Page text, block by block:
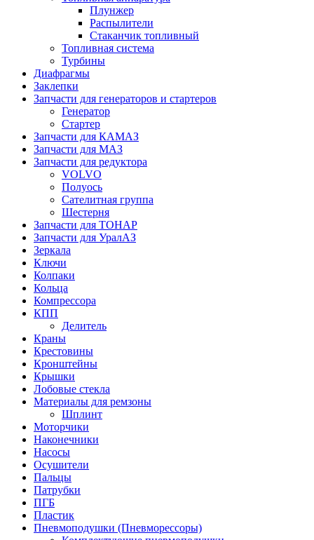
Плунжер
Распылители
Стаканчик топливный
Топливная система
Турбины
Диафрагмы
Заклепки
Запчасти для генераторов и стартеров
Генератор
Стартер
Запчасти для КАМАЗ
Запчасти для МАЗ
Запчасти для редуктора
VOLVO
Полуось
Сателитная группа
Шестерня
Запчасти для ТОНАР
Запчасти для УралАЗ
Зеркала
Ключи
Колпаки
Кольца
Компрессора
КПП
Делитель
Краны
Крестовины
Кронштейны
Крышки
Лобовые стекла
Материалы для ремзоны
Шплинт
Моторчики
Наконечники
Насосы
Осушители
Пальцы
Патрубки
ПГБ
Пластик
Пневмоподушки (Пневморессоры)